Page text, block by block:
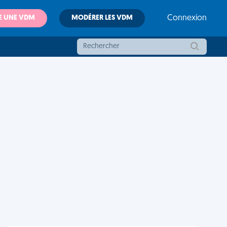
UNE VDM MODÉRER LES VDM Connexion